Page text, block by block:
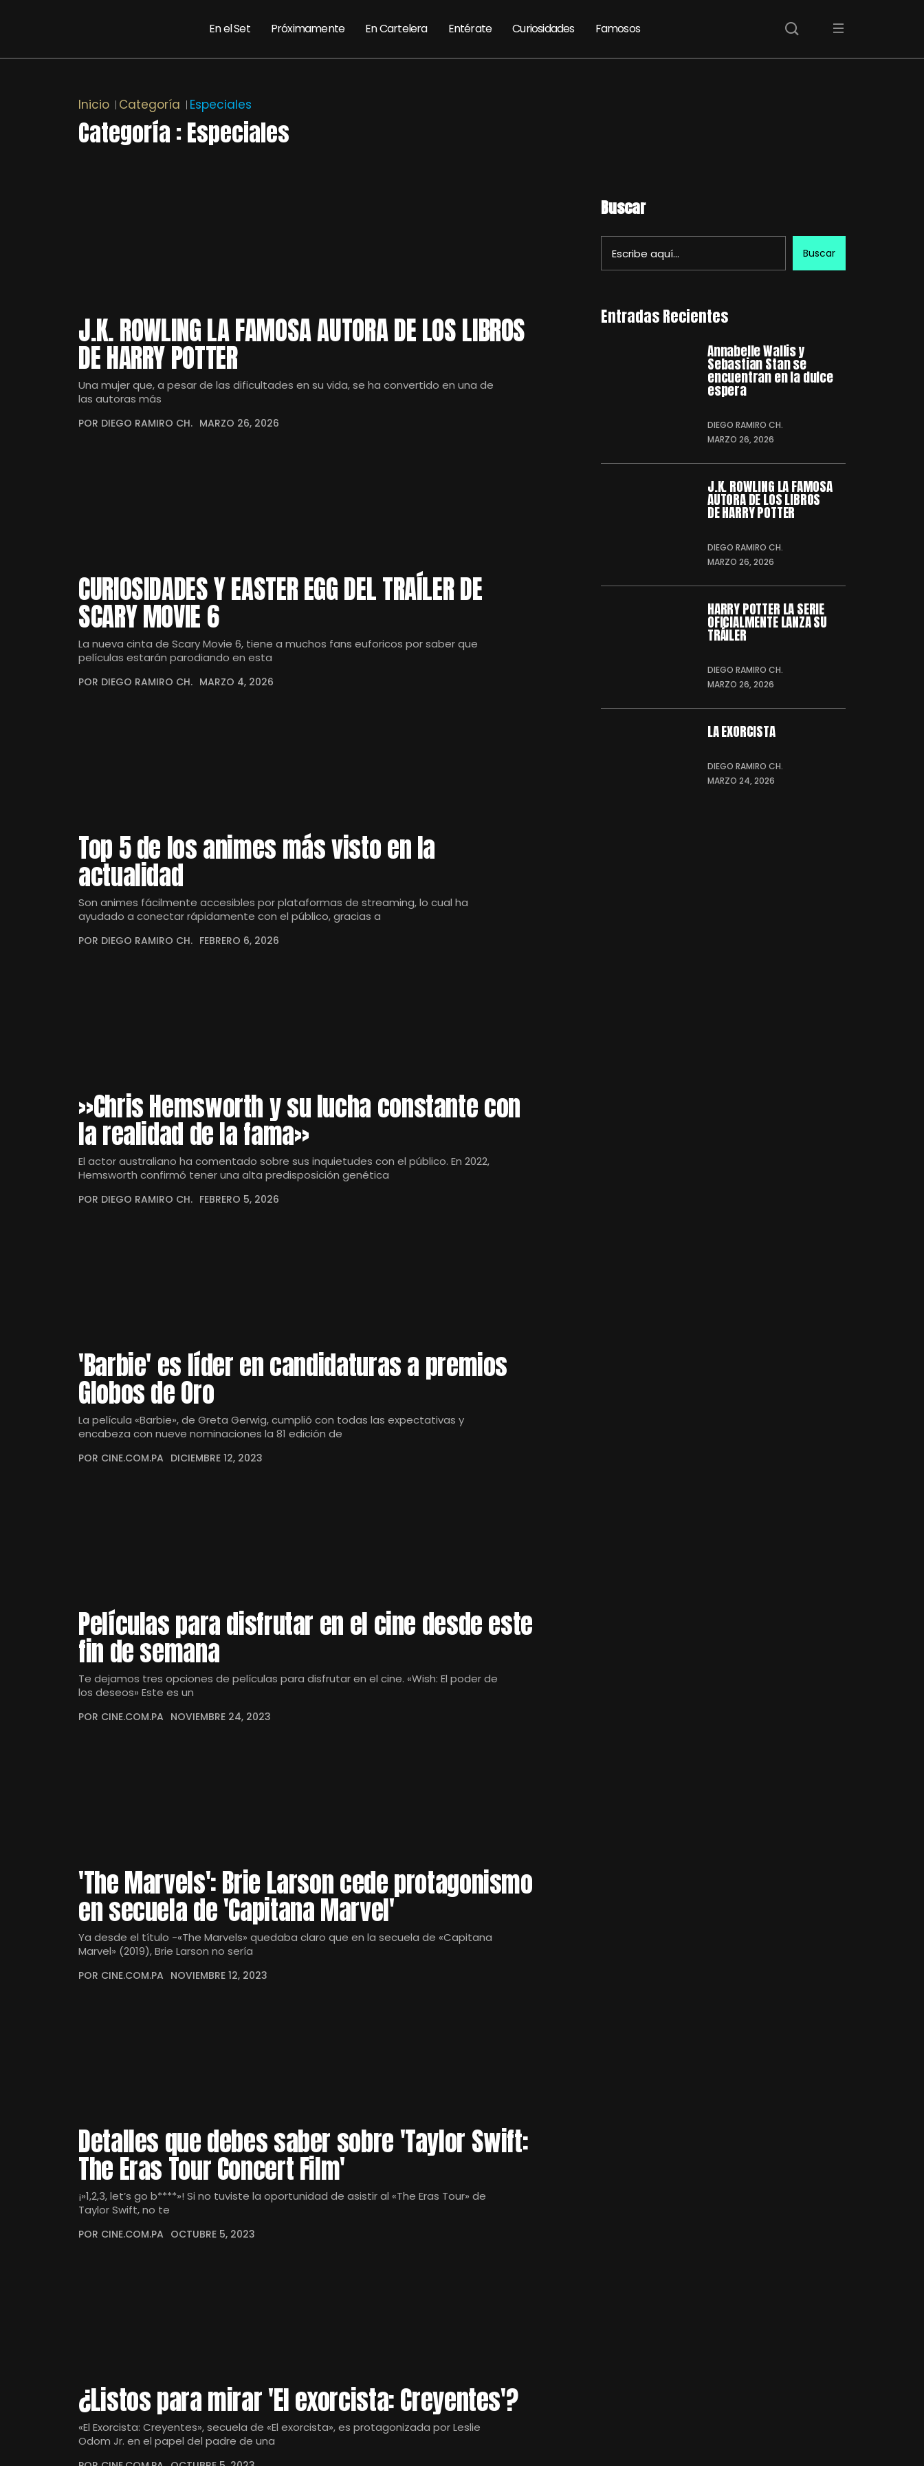
En el Set Próximamente En Cartelera Entérate Curiosidades Famosos
Inicio Categoría Especiales
Categoría : Especiales
J.K. ROWLING LA FAMOSA AUTORA DE LOS LIBROS
DE HARRY POTTER
Una mujer que, a pesar de las dificultades en su vida, se ha convertido en una de
las autoras más
POR DIEGO RAMIRO CH. MARZO 26, 2026
CURIOSIDADES Y EASTER EGG DEL TRAÍLER DE
SCARY MOVIE 6
La nueva cinta de Scary Movie 6, tiene a muchos fans euforicos por saber que
películas estarán parodiando en esta
POR DIEGO RAMIRO CH. MARZO 4, 2026
Top 5 de los animes más visto en la
actualidad
Son animes fácilmente accesibles por plataformas de streaming, lo cual ha
ayudado a conectar rápidamente con el público, gracias a
POR DIEGO RAMIRO CH. FEBRERO 6, 2026
»Chris Hemsworth y su lucha constante con
la realidad de la fama»
El actor australiano ha comentado sobre sus inquietudes con el público. En 2022,
Hemsworth confirmó tener una alta predisposición genética
POR DIEGO RAMIRO CH. FEBRERO 5, 2026
'Barbie' es líder en candidaturas a premios
Globos de Oro
La película «Barbie», de Greta Gerwig, cumplió con todas las expectativas y
encabeza con nueve nominaciones la 81 edición de
POR CINE.COM.PA DICIEMBRE 12, 2023
Películas para disfrutar en el cine desde este
fin de semana
Te dejamos tres opciones de películas para disfrutar en el cine. «Wish: El poder de
los deseos» Este es un
POR CINE.COM.PA NOVIEMBRE 24, 2023
'The Marvels': Brie Larson cede protagonismo
en secuela de 'Capitana Marvel'
Ya desde el título -«The Marvels» quedaba claro que en la secuela de «Capitana
Marvel» (2019), Brie Larson no sería
POR CINE.COM.PA NOVIEMBRE 12, 2023
Detalles que debes saber sobre 'Taylor Swift:
The Eras Tour Concert Film'
¡»1,2,3, let’s go b****»! Si no tuviste la oportunidad de asistir al «The Eras Tour» de
Taylor Swift, no te
POR CINE.COM.PA OCTUBRE 5, 2023
¿Listos para mirar 'El exorcista: Creyentes'?
«El Exorcista: Creyentes», secuela de «El exorcista», es protagonizada por Leslie
Odom Jr. en el papel del padre de una
Buscar
Buscar
Entradas Recientes
Annabelle Wallis y
Sebastian Stan se
encuentran en la dulce
espera
DIEGO RAMIRO CH.
MARZO 26, 2026
J.K. ROWLING LA FAMOSA
AUTORA DE LOS LIBROS
DE HARRY POTTER
DIEGO RAMIRO CH.
MARZO 26, 2026
HARRY POTTER LA SERIE
OFICIALMENTE LANZA SU
TRÁILER
DIEGO RAMIRO CH.
MARZO 26, 2026
LA EXORCISTA
DIEGO RAMIRO CH.
MARZO 24, 2026